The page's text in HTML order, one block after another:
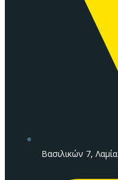
Βασιλικών 7, Λαμία